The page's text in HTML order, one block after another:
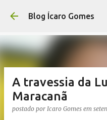
Pular para o
Blog Ícaro Gomes
A travessia da
Maracanã
postado por Icaro Gomes em